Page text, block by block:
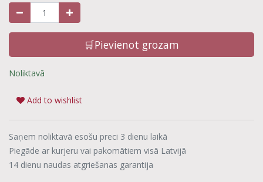
🛒Pievienot grozam
Noliktavā
Add to wishlist
Saņem noliktavā esošu preci 3 dienu laikā
Piegāde ar kurjeru vai pakomātiem visā Latvijā
14 dienu naudas atgriešanas garantija